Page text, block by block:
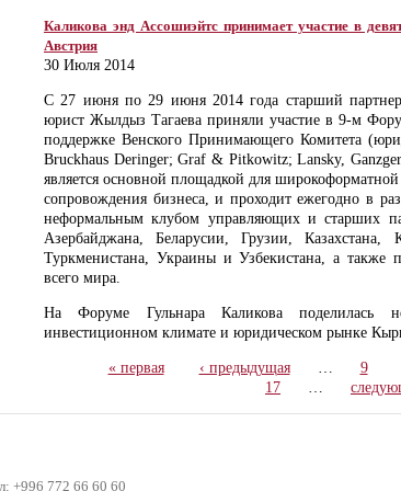
Каликова энд Ассошиэйтс принимает участие в
Австрия
30 Июля 2014
С 27 июня по 29 июня 2014 года старший
юрист Жылдыз Тагаева приняли участие в 9-м
поддержке Венского Принимающего Комитета
Bruckhaus Deringer; Graf & Pitkowitz; Lansky,
является основной площадкой для
сопровождения бизнеса, и проходит ежегодно в
неформальным клубом управляющих и старших
Азербайджана, Беларусии, Грузии,
Туркменистана, Украины и Узбекистана, а
всего мира.
На Форуме Гульнара Каликова поделилась
инвестиционном климате и юридическом рынке
« первая ‹ предыдущая … 9
17
…
+996 772 66 60 60